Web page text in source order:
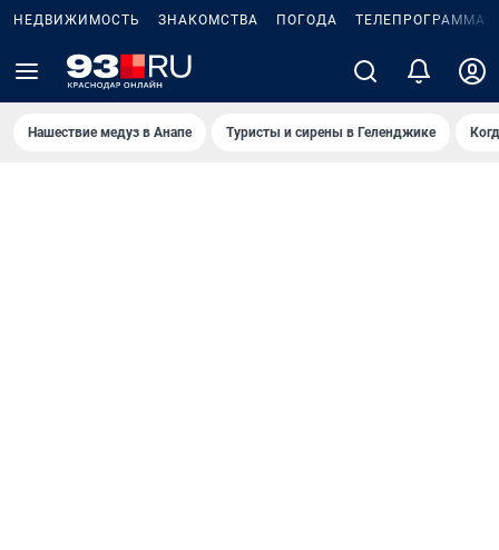
НЕДВИЖИМОСТЬ ЗНАКОМСТВА ПОГОДА ТЕЛЕПРОГРАММА
Нашествие медуз в Анапе Туристы и сирены в Геленджике